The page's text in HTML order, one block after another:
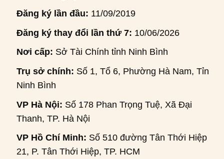
Đăng ký lần đầu: 11/09/2019
Đăng ký thay đổi lần thứ 7: 10/06/2026
Nơi cấp: Sở Tài Chính tỉnh Ninh Bình
Trụ sở chính: Số 1, Tổ 6, Phường Hà Nam, Tỉnh
Ninh Bình
VP Hà Nội: Số 178 Phan Trọng Tuệ, Xã Đại
Thanh, TP. Hà Nội
VP Hồ Chí Minh: Số 510 đường Tân Thới Hiệp
21, P. Tân Thới Hiệp, TP. HCM